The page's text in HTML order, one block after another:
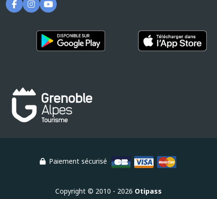
Paiement sécurisé
Copyright © 2010 - 2026 Otipass